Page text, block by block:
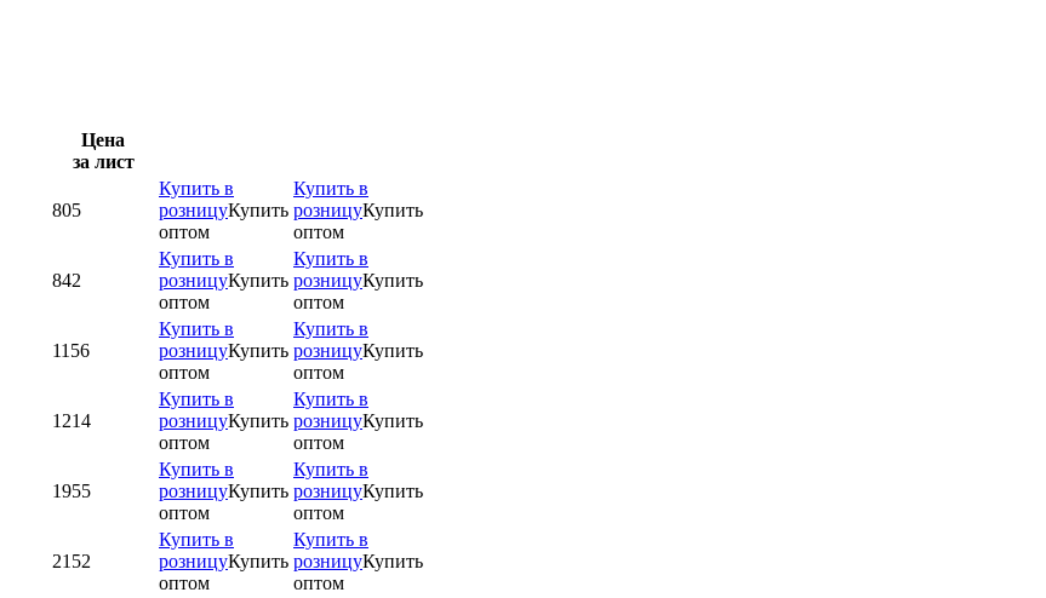
Цена
за лист
805
Купить в
розницуКупить
оптом
Купить в
розницуКупить
оптом
842
Купить в
розницуКупить
оптом
Купить в
розницуКупить
оптом
1156
Купить в
розницуКупить
оптом
Купить в
розницуКупить
оптом
1214
Купить в
розницуКупить
оптом
Купить в
розницуКупить
оптом
1955
Купить в
розницуКупить
оптом
Купить в
розницуКупить
оптом
2152
Купить в
розницуКупить
оптом
Купить в
розницуКупить
оптом